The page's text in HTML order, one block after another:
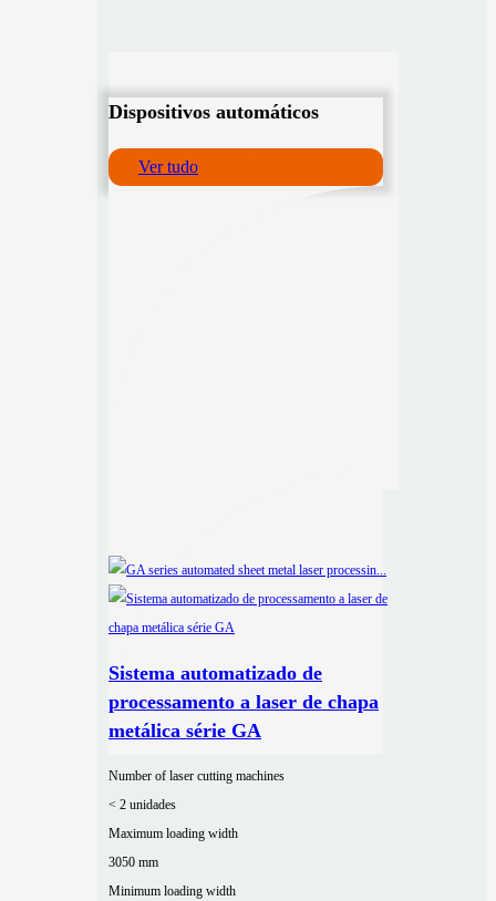
Dispositivos automáticos
Ver tudo
Sistema automatizado de
processamento a laser de chapa
metálica série GA
Number of laser cutting machines
< 2 unidades
Maximum loading width
3050 mm
Minimum loading width